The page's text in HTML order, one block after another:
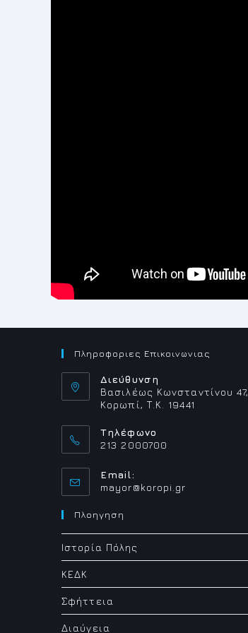
Πληροφοριες Επικοινωνιας
Διεύθυνση
Βασιλέως Κωνσταντίνου 47,
Κορωπί, Τ.Κ. 19441
Τηλέφωνο
213 2000700
Email:
mayor@koropi.gr
Πλοηγηση
Ιστορία Πόλης
ΚΕΔΚ
Σφήττεια
Διαύγεια